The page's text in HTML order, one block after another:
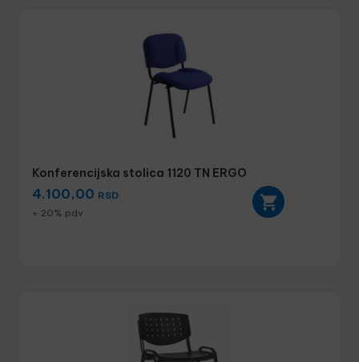
Konferencijska stolica 1120 TN ERGO
4.100,00 RSD
+ 20% pdv